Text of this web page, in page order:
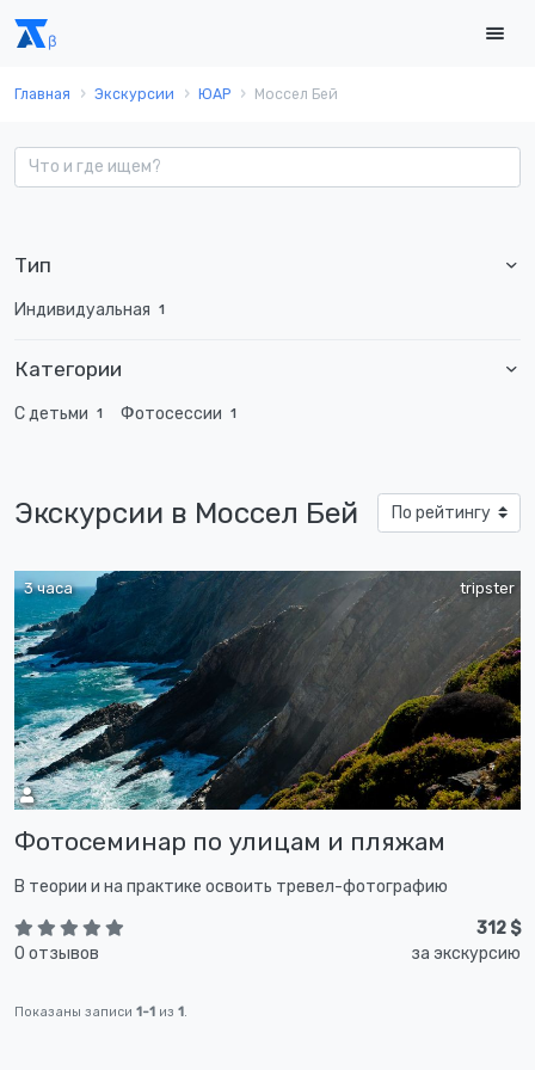
Главная Экскурсии ЮАР Моссел Бей
Тип
Индивидуальная 1
Категории
С детьми 1 Фотосессии 1
Экскурсии в Моссел Бей
tripster
3 часа
Фотосеминар по улицам и пляжам
В теории и на практике освоить тревел-фотографию
0 отзывов
312 $
за экскурсию
Показаны записи 1-1 из 1.